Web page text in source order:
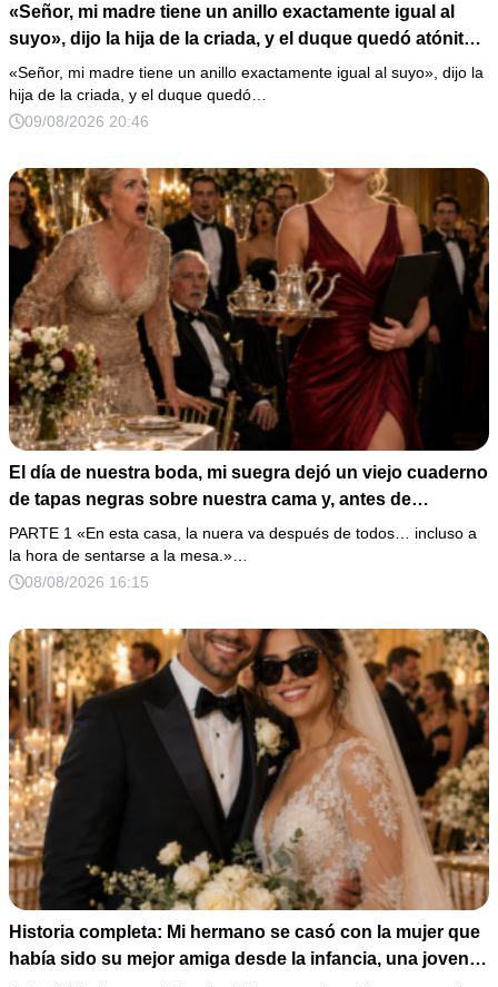
«Señor, mi madre tiene un anillo exactamente igual al
suyo», dijo la hija de la criada, y el duque quedó atónito
al oírlo.
«Señor, mi madre tiene un anillo exactamente igual al suyo», dijo la
hija de la criada, y el duque quedó…
09/08/2026 20:46
El día de nuestra boda, mi suegra dejó un viejo cuaderno
de tapas negras sobre nuestra cama y, antes de
marcharse, dijo: «En esta familia todos deben cumplir
una misma regla…».
PARTE 1 «En esta casa, la nuera va después de todos… incluso a
la hora de sentarse a la mesa.»…
08/08/2026 16:15
Historia completa: Mi hermano se casó con la mujer que
había sido su mejor amiga desde la infancia, una joven